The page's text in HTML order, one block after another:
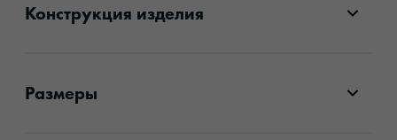
Конструкция изделия
Размеры